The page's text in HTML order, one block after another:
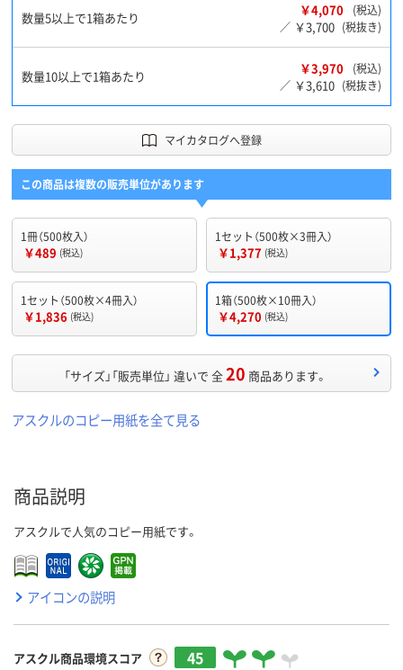
数量5以上で1箱あたり ￥4,070
(税込)
／ ￥3,700 (税抜き)
数量10以上で1箱あたり ￥3,970
(税込)
／ ￥3,610 (税抜き)
マイカタログへ登録
この商品は複数の販売単位があります
1冊（500枚入）
￥489 (税込)
1セット（500枚×3冊入）
￥1,377 (税込)
1セット（500枚×4冊入）
￥1,836 (税込)
1箱（500枚×10冊入）
￥4,270 (税込)
「サイズ」「販売単位」 違いで 全20 商品あります。
アスクルのコピー用紙を全て見る
商品説明
アスクルで人気のコピー用紙です。
アイコンの説明
アスクル商品環境スコア 45